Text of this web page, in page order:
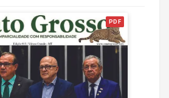
PDF